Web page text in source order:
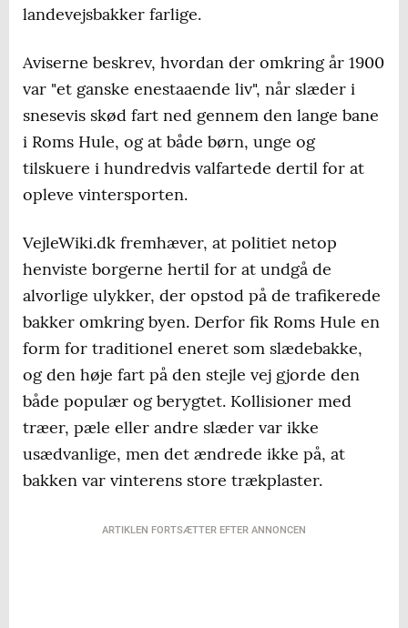
landevejsbakker farlige.
Aviserne beskrev, hvordan der omkring år 1900
var "et ganske enestaaende liv", når slæder i
snesevis skød fart ned gennem den lange bane
i Roms Hule, og at både børn, unge og
tilskuere i hundredvis valfartede dertil for at
opleve vintersporten.
VejleWiki.dk fremhæver, at politiet netop
henviste borgerne hertil for at undgå de
alvorlige ulykker, der opstod på de trafikerede
bakker omkring byen. Derfor fik Roms Hule en
form for traditionel eneret som slædebakke,
og den høje fart på den stejle vej gjorde den
både populær og berygtet. Kollisioner med
træer, pæle eller andre slæder var ikke
usædvanlige, men det ændrede ikke på, at
bakken var vinterens store trækplaster.
ARTIKLEN FORTSÆTTER EFTER ANNONCEN